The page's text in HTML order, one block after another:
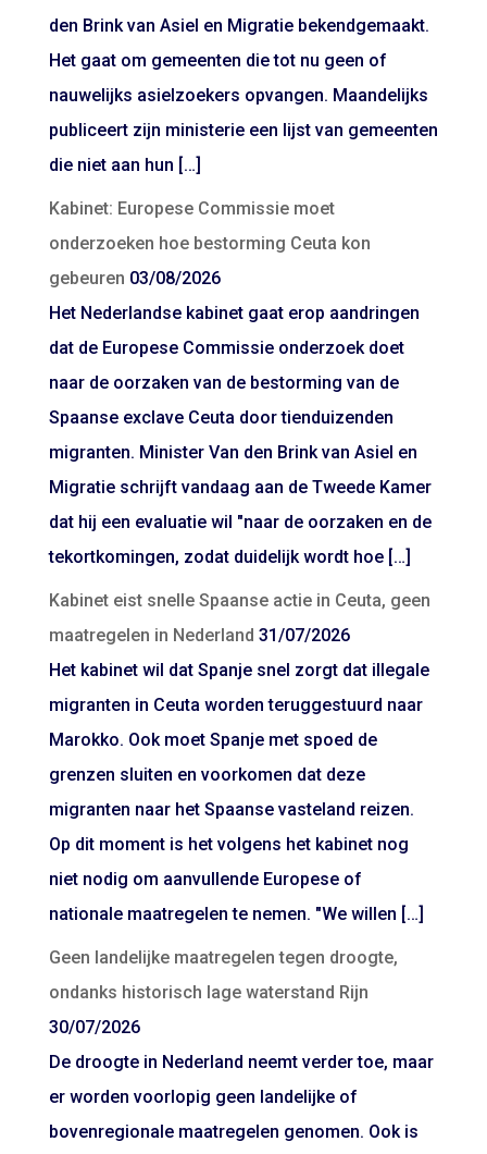
den Brink van Asiel en Migratie bekendgemaakt.
Het gaat om gemeenten die tot nu geen of
nauwelijks asielzoekers opvangen. Maandelijks
publiceert zijn ministerie een lijst van gemeenten
die niet aan hun […]
Kabinet: Europese Commissie moet
onderzoeken hoe bestorming Ceuta kon
gebeuren 03/08/2026
Het Nederlandse kabinet gaat erop aandringen
dat de Europese Commissie onderzoek doet
naar de oorzaken van de bestorming van de
Spaanse exclave Ceuta door tienduizenden
migranten. Minister Van den Brink van Asiel en
Migratie schrijft vandaag aan de Tweede Kamer
dat hij een evaluatie wil "naar de oorzaken en de
tekortkomingen, zodat duidelijk wordt hoe […]
Kabinet eist snelle Spaanse actie in Ceuta, geen
maatregelen in Nederland 31/07/2026
Het kabinet wil dat Spanje snel zorgt dat illegale
migranten in Ceuta worden teruggestuurd naar
Marokko. Ook moet Spanje met spoed de
grenzen sluiten en voorkomen dat deze
migranten naar het Spaanse vasteland reizen.
Op dit moment is het volgens het kabinet nog
niet nodig om aanvullende Europese of
nationale maatregelen te nemen. "We willen […]
Geen landelijke maatregelen tegen droogte,
ondanks historisch lage waterstand Rijn
30/07/2026
De droogte in Nederland neemt verder toe, maar
er worden voorlopig geen landelijke of
bovenregionale maatregelen genomen. Ook is